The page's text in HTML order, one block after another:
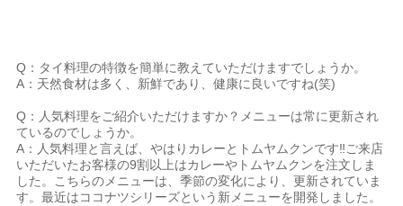
Q：タイ料理の特徴を簡単に教えていただけますでしょうか。
A：天然食材は多く、新鮮であり、健康に良いですね(笑)
Q：人気料理をご紹介いただけますか？メニューは常に更新され
ているのでしょうか。
A：人気料理と言えば、やはりカレーとトムヤムクンです‼ご来店
いただいたお客様の9割以上はカレーやトムヤムクンを注文しま
した。こちらのメニューは、季節の変化により、更新されていま
す。最近はココナツシリーズという新メニューを開発しました。